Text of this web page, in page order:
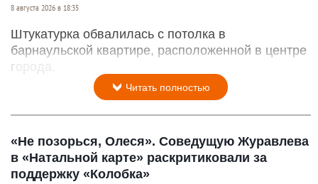
8 августа 2026 в 18:35
Штукатурка обвалилась с потолка в
барнаульской квартире, расположенной в центре
города.
Читать полностью
«Не позорься, Олеся». Соведущую Журавлева
в «Натальной карте» раскритиковали за
поддержку «Колобка»